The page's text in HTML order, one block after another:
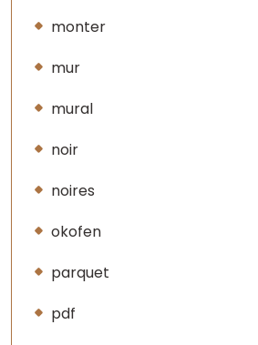
monter
mur
mural
noir
noires
okofen
parquet
pdf